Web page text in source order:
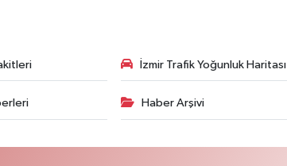
İzmir Trafik Yoğunluk Haritası
Haber Arşivi